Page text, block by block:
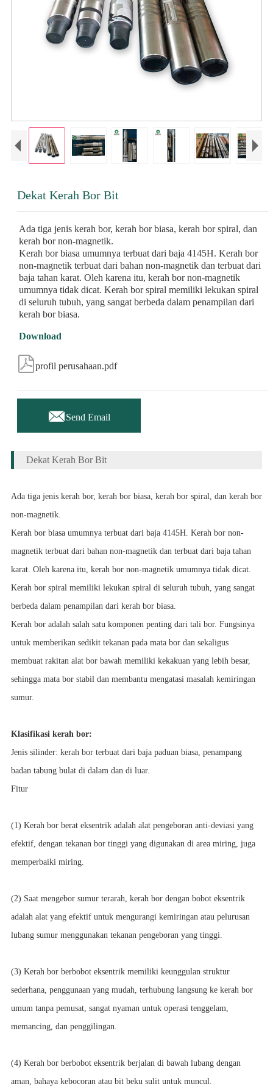
Dekat Kerah Bor Bit
Ada tiga jenis kerah bor, kerah bor biasa, kerah bor spiral, dan
kerah bor non-magnetik.
Kerah bor biasa umumnya terbuat dari baja 4145H. Kerah bor
non-magnetik terbuat dari bahan non-magnetik dan terbuat dari
baja tahan karat. Oleh karena itu, kerah bor non-magnetik
umumnya tidak dicat. Kerah bor spiral memiliki lekukan spiral
di seluruh tubuh, yang sangat berbeda dalam penampilan dari
kerah bor biasa.
Download
profil perusahaan.pdf
Send Email
Dekat Kerah Bor Bit
Ada tiga jenis kerah bor, kerah bor biasa, kerah bor spiral, dan kerah bor
non-magnetik.
Kerah bor biasa umumnya terbuat dari baja 4145H. Kerah bor non-
magnetik terbuat dari bahan non-magnetik dan terbuat dari baja tahan
karat. Oleh karena itu, kerah bor non-magnetik umumnya tidak dicat.
Kerah bor spiral memiliki lekukan spiral di seluruh tubuh, yang sangat
berbeda dalam penampilan dari kerah bor biasa.
Kerah bor adalah salah satu komponen penting dari tali bor. Fungsinya
untuk memberikan sedikit tekanan pada mata bor dan sekaligus
membuat rakitan alat bor bawah memiliki kekakuan yang lebih besar,
sehingga mata bor stabil dan membantu mengatasi masalah kemiringan
sumur.
Klasifikasi kerah bor:
Jenis silinder: kerah bor terbuat dari baja paduan biasa, penampang
badan tabung bulat di dalam dan di luar.
Fitur
(1) Kerah bor berat eksentrik adalah alat pengeboran anti-deviasi yang
efektif, dengan tekanan bor tinggi yang digunakan di area miring, juga
memperbaiki miring.
(2) Saat mengebor sumur terarah, kerah bor dengan bobot eksentrik
adalah alat yang efektif untuk mengurangi kemiringan atau pelurusan
lubang sumur menggunakan tekanan pengeboran yang tinggi.
(3) Kerah bor berbobot eksentrik memiliki keunggulan struktur
sederhana, penggunaan yang mudah, terhubung langsung ke kerah bor
umum tanpa pemusat, sangat nyaman untuk operasi tenggelam,
memancing, dan penggilingan.
(4) Kerah bor berbobot eksentrik berjalan di bawah lubang dengan
aman, bahaya kebocoran atau bit beku sulit untuk muncul.